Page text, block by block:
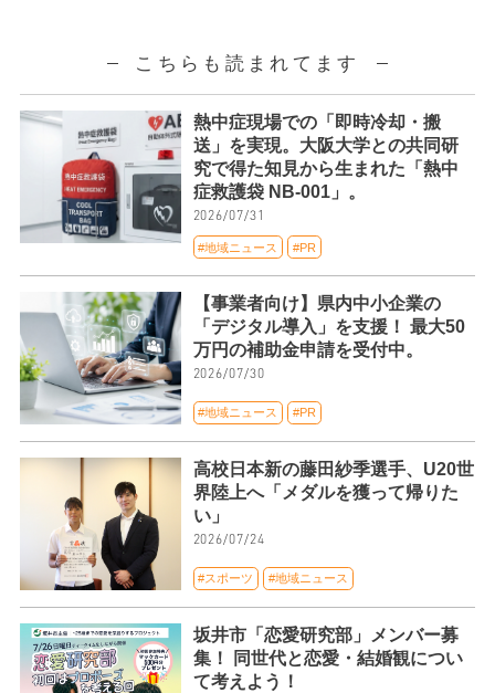
こちらも読まれてます
熱中症現場での「即時冷却・搬
送」を実現。大阪大学との共同研
究で得た知見から生まれた「熱中
症救護袋 NB-001」。
2026/07/31
#地域ニュース #PR
【事業者向け】県内中小企業の
「デジタル導入」を支援！ 最大50
万円の補助金申請を受付中。
2026/07/30
#地域ニュース #PR
高校日本新の藤田紗季選手、U20世
界陸上へ「メダルを獲って帰りた
い」
2026/07/24
#スポーツ #地域ニュース
坂井市「恋愛研究部」メンバー募
集！ 同世代と恋愛・結婚観につい
て考えよう！